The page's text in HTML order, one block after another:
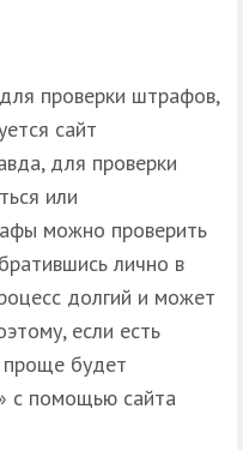
проверки штрафов,
сайт
для проверки
или
можно проверить
лично в
долгий и может
если есть
проще будет
с помощью сайта